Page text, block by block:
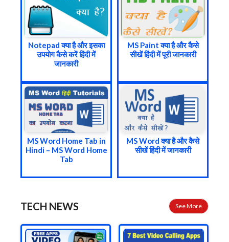
Notepad क्या है और इसका
उपयोग कैसे करें हिंदी में
जानकारी
MS Paint क्या है और कैसे
सीखें हिंदी में पूरी जानकारी
MS Word Home Tab in
Hindi – MS Word Home
Tab
MS Word क्या है और कैसे
सीखें हिंदी में जानकारी
TECH NEWS See More